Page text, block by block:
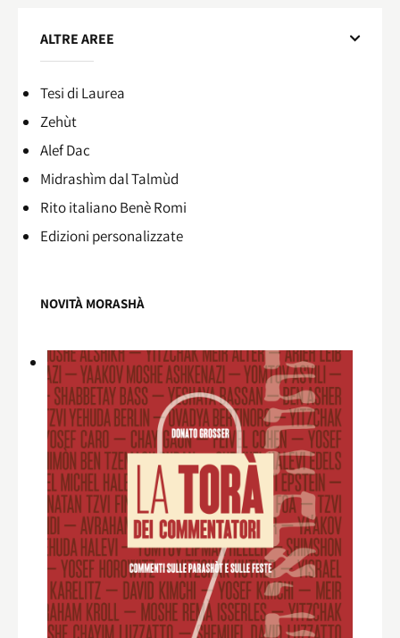
ALTRE AREE
Tesi di Laurea
Zehùt
Alef Dac
Midrashìm dal Talmùd
Rito italiano Benè Romi​
Edizioni personalizzate
NOVITÀ MORASHÀ